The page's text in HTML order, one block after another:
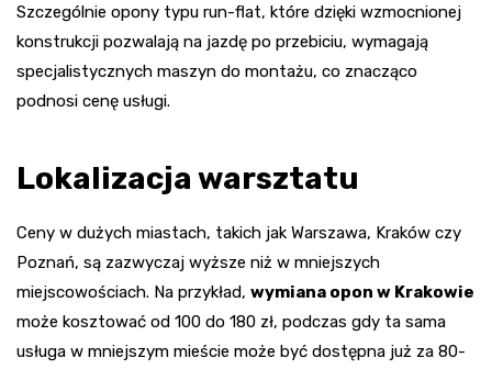
Szczególnie opony typu run-flat, które dzięki wzmocnionej
konstrukcji pozwalają na jazdę po przebiciu, wymagają
specjalistycznych maszyn do montażu, co znacząco
podnosi cenę usługi.
Lokalizacja warsztatu
Ceny w dużych miastach, takich jak Warszawa, Kraków czy
Poznań, są zazwyczaj wyższe niż w mniejszych
miejscowościach. Na przykład, wymiana opon w Krakowie
może kosztować od 100 do 180 zł, podczas gdy ta sama
usługa w mniejszym mieście może być dostępna już za 80-